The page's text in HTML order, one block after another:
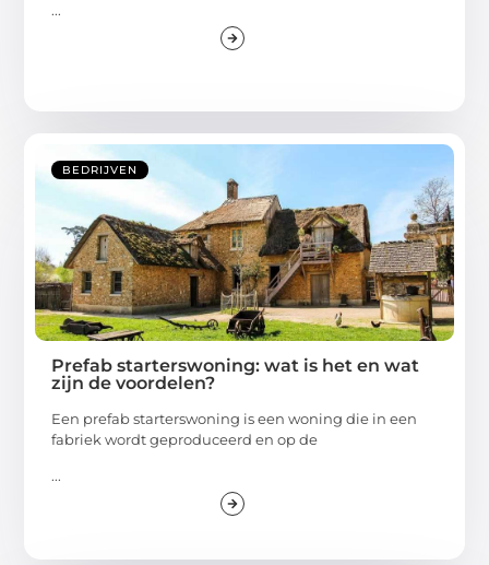
...
BEDRIJVEN
Prefab starterswoning: wat is het en wat
zijn de voordelen?
Een prefab starterswoning is een woning die in een
fabriek wordt geproduceerd en op de
...